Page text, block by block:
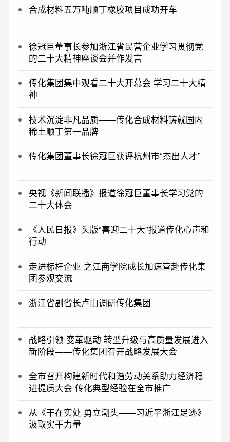
合成材料五万吨顺丁橡胶项目成功开车
徐冠巨董事长参加浙江省民营企业学习贯彻党
的二十大精神座谈会并作发言
传化集团集中观看二十大开幕会 学习二十大精
神
技术沉淀非凡品质——传化合成材料铸就国内
稀土顺丁第一品牌
传化集团董事长徐冠巨获评杭州市“杰出人才”
央视《新闻联播》报道徐冠巨董事长学习党的
二十大体会
《人民日报》头版“喜迎二十大”报道传化心声和
行动
走进标杆企业 之江商学院成长加速营赴传化集
团参观交流
浙江省副省长卢山调研传化集团
战略引领 变革驱动 转型升级与高质量发展进入
新阶段——传化集团召开战略发展大会
全市召开构建新时代和谐劳动关系助力经济稳
进提质大会 传化典型经验在全市推广
从《干在实处 勇立潮头——习近平浙江足迹》
汲取实干力量